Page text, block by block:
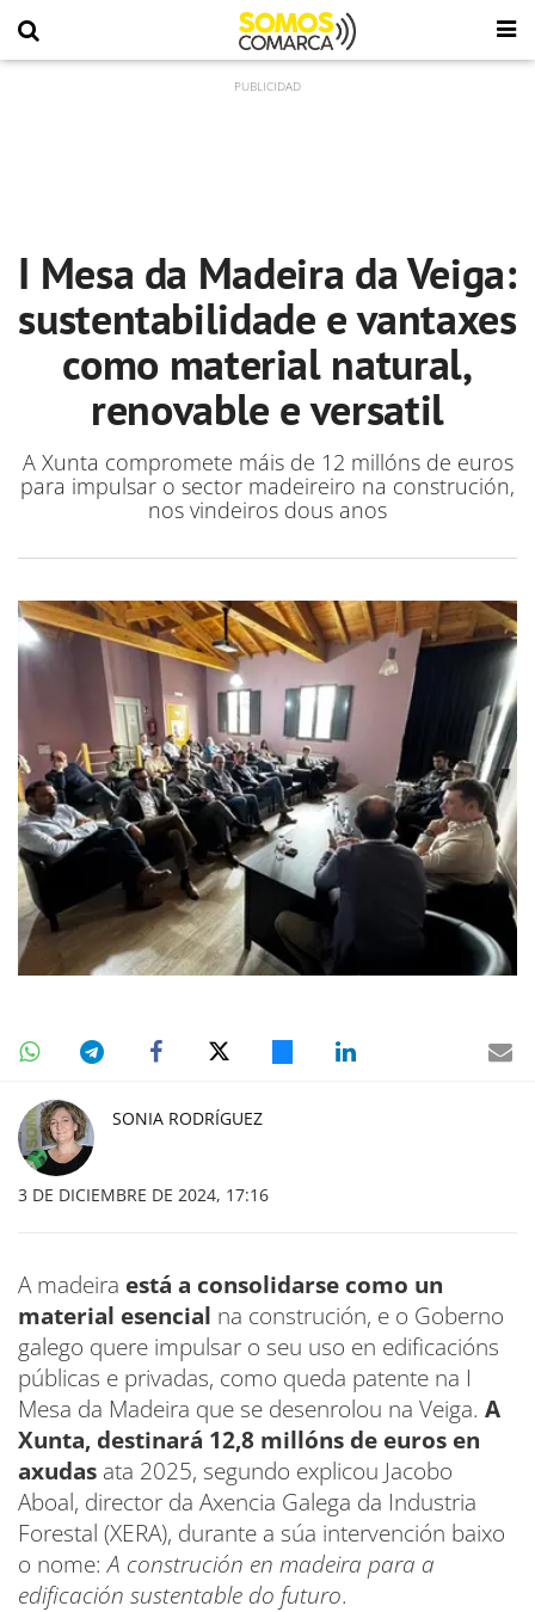
I Mesa da Madeira da Veiga:
sustentabilidade e vantaxes
como material natural,
renovable e versatil
A Xunta compromete máis de 12 millóns de euros
para impulsar o sector madeireiro na construción,
nos vindeiros dous anos
SONIA RODRÍGUEZ
3 DE DICIEMBRE DE 2024, 17:16
A madeira está a consolidarse como un
material esencial na construción, e o Goberno
galego quere impulsar o seu uso en edificacións
públicas e privadas, como queda patente na I
Mesa da Madeira que se desenrolou na Veiga. A
Xunta, destinará 12,8 millóns de euros en
axudas ata 2025, segundo explicou Jacobo
Aboal, director da Axencia Galega da Industria
Forestal (XERA), durante a súa intervención baixo
o nome: A construción en madeira para a
edificación sustentable do futuro.